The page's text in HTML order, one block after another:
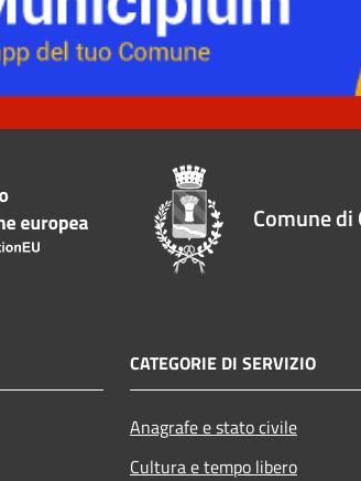
Comune di
CATEGORIE DI SERVIZIO
Anagrafe e stato civile
Cultura e tempo libero